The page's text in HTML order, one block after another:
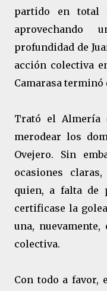
partido en total
aprovechando
profundidad de
acción colectiva
Camarasa
Trató el Almería
merodear los
Ovejero. Sin
ocasiones
quien, a falta de
certificase la
una,
colectiva.
Con todo a favor,